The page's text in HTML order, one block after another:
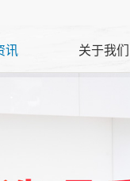
讯 关于我们